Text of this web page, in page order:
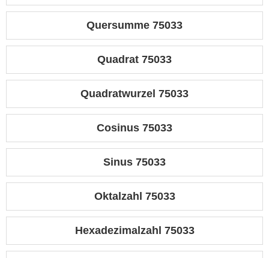
Quersumme 75033
Quadrat 75033
Quadratwurzel 75033
Cosinus 75033
Sinus 75033
Oktalzahl 75033
Hexadezimalzahl 75033